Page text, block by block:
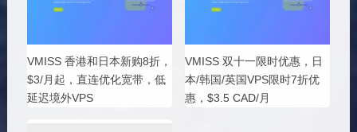
VMISS 香港和日本新购8折，
$3/月起，直连优化宽带，低
延迟境外VPS
VMISS 双十一限时优惠，日
本/韩国/英国VPS限时7折优
惠，$3.5 CAD/月